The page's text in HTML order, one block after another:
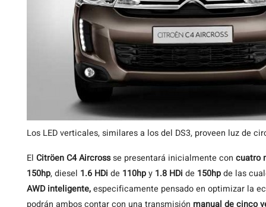
Los LED verticales, similares a los del DS3, proveen luz de
El Citröen C4 Aircrossse presentará inicialmente con cuatro
150hp, diesel 1.6 HDi de 110hpy 1.8 HDi de 150hpde las
AWD inteligente,especificamente pensado en optimizar la
podrán ambos contar con una transmisión manual de cinco